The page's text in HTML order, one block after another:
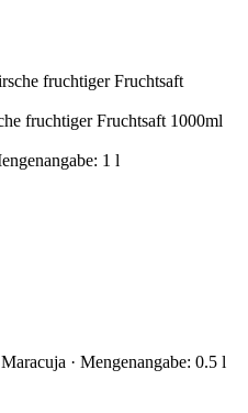
fruchtiger Fruchtsaft 1000ml
1 l
· Mengenangabe: 0.5 l